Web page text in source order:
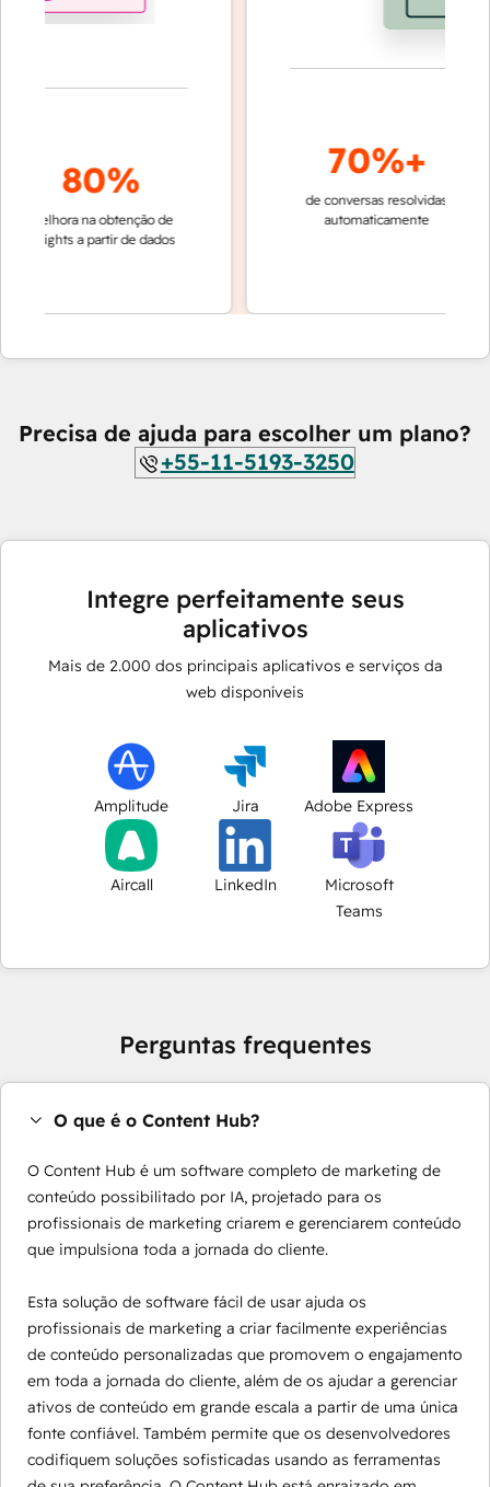
80%
na obtenção de
a partir de dados
70%+
de conversas resolvidas
automaticamente
Precisa de ajuda para escolher um plano?
+55-11-5193-3250
Integre perfeitamente seus
aplicativos
Mais de 2.000 dos principais aplicativos e serviços da
web disponíveis
Amplitude Jira Adobe Express
Aircall LinkedIn
Microsoft
Teams
Perguntas frequentes
O que é o Content Hub?
O Content Hub é um software completo de marketing de
conteúdo possibilitado por IA, projetado para os
profissionais de marketing criarem e gerenciarem conteúdo
que impulsiona toda a jornada do cliente.
Esta solução de software fácil de usar ajuda os
profissionais de marketing a criar facilmente experiências
de conteúdo personalizadas que promovem o engajamento
em toda a jornada do cliente, além de os ajudar a gerenciar
ativos de conteúdo em grande escala a partir de uma única
fonte confiável. Também permite que os desenvolvedores
codifiquem soluções sofisticadas usando as ferramentas